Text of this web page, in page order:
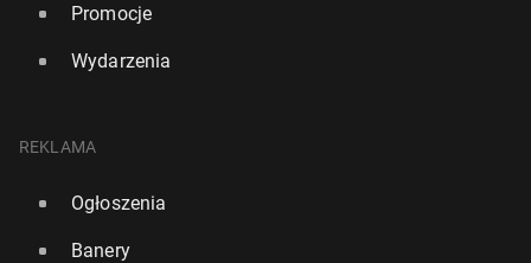
Promocje
Wydarzenia
REKLAMA
Ogłoszenia
Banery